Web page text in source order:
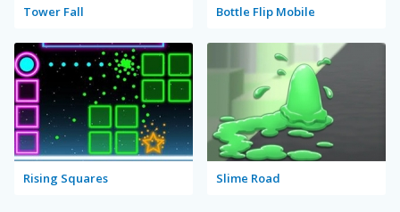
Tower Fall Bottle Flip Mobile
Rising Squares Slime Road